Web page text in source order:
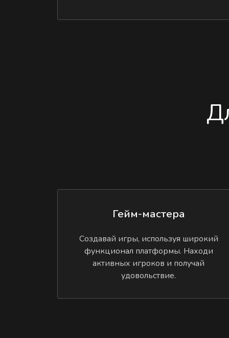
Гейм-мастера
Создавай игры, используя широкий
функционал платформы. Находи
активных игроков и получай
удовольствие.